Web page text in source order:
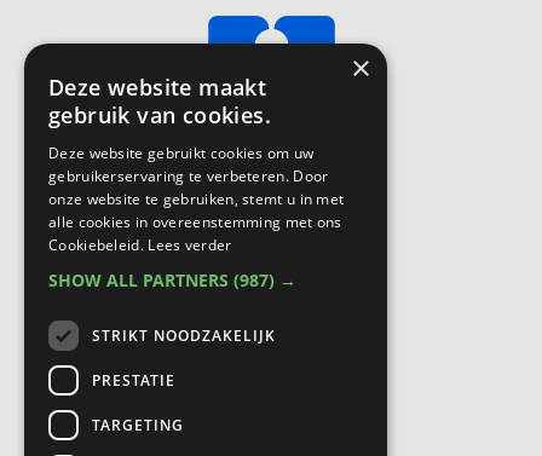
×
Deze website maakt
gebruik van cookies.
Deze website gebruikt cookies om uw
gebruikerservaring te verbeteren. Door
onze website te gebruiken, stemt u in met
alle cookies in overeenstemming met ons
Cookiebeleid. Lees verder
SHOW ALL PARTNERS (987) →
STRIKT NOODZAKELIJK
PRESTATIE
TARGETING